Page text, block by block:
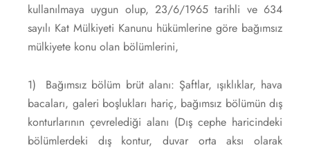
kullanılmaya uygun olup, 23/6/1965 tarihli ve 634
sayılı Kat Mülkiyeti Kanunu hükümlerine göre bağımsız
mülkiyete konu olan bölümlerini,
1) Bağımsız bölüm brüt alanı: Şaftlar, ışıklıklar, hava
bacaları, galeri boşlukları hariç, bağımsız bölümün dış
konturlarının çevrelediği alanı (Dış cephe haricindeki
bölümlerdeki dış kontur, duvar orta aksı olarak